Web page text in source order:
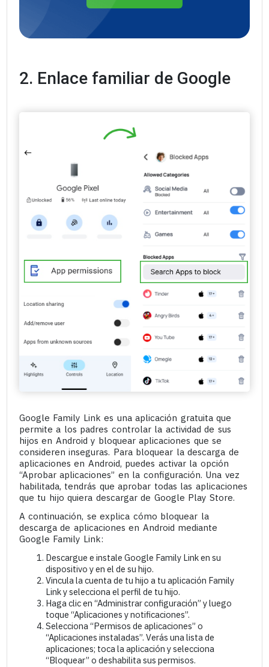
2. Enlace familiar de Google
Google Family Link es una aplicación gratuita que
permite a los padres controlar la actividad de sus
hijos en Android y bloquear aplicaciones que se
consideren inseguras. Para bloquear la descarga de
aplicaciones en Android, puedes activar la opción
“Aprobar aplicaciones” en la configuración. Una vez
habilitada, tendrás que aprobar todas las aplicaciones
que tu hijo quiera descargar de Google Play Store.
A continuación, se explica cómo bloquear la
descarga de aplicaciones en Android mediante
Google Family Link:
Descargue e instale Google Family Link en su
dispositivo y en el de su hijo.
Vincula la cuenta de tu hijo a tu aplicación Family
Link y selecciona el perfil de tu hijo.
Haga clic en “Administrar configuración” y luego
toque “Aplicaciones y notificaciones”.
Selecciona “Permisos de aplicaciones” o
“Aplicaciones instaladas”. Verás una lista de
aplicaciones; toca la aplicación y selecciona
“Bloquear” o deshabilita sus permisos.